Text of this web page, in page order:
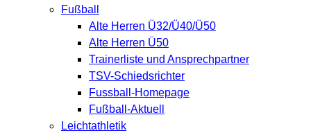
Fußball
Alte Herren Ü32/Ü40/Ü50
Alte Herren Ü50
Trainerliste und Ansprechpartner
TSV-Schiedsrichter
Fussball-Homepage
Fußball-Aktuell
Leichtathletik